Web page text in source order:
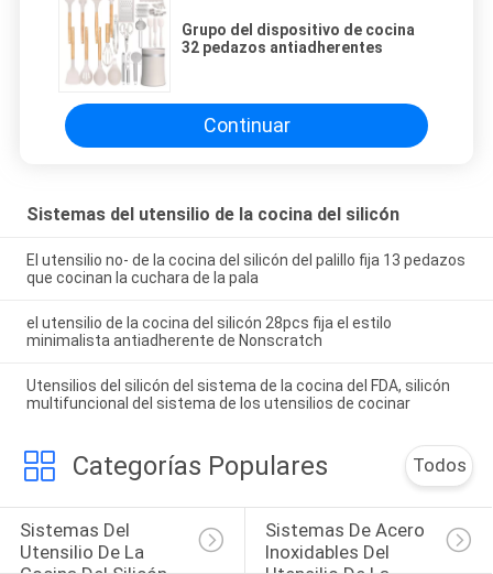
Grupo del dispositivo de cocina
32 pedazos antiadherentes
Continuar
Sistemas del utensilio de la cocina del silicón
El utensilio no- de la cocina del silicón del palillo fija 13 pedazos
que cocinan la cuchara de la pala
el utensilio de la cocina del silicón 28pcs fija el estilo
minimalista antiadherente de Nonscratch
Utensilios del silicón del sistema de la cocina del FDA, silicón
multifuncional del sistema de los utensilios de cocinar
Categorías Populares Todos
Sistemas Del
Utensilio De La
Sistemas De Acero
Inoxidables Del